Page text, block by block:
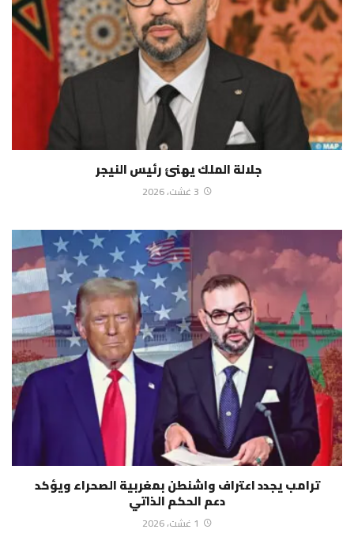
جلالة الملك يهنئ رئيس النيجر
3 غشت، 2026
ترامب يجدد اعتراف واشنطن بمغربية الصحراء ويؤكد
دعم الحكم الذاتي
1 غشت، 2026